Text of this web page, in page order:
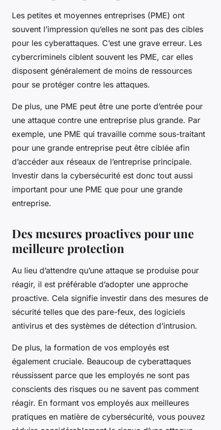
Les petites et moyennes entreprises (PME) ont
souvent l’impression qu’elles ne sont pas des cibles
pour les cyberattaques. C’est une grave erreur. Les
cybercriminels ciblent souvent les PME, car elles
disposent généralement de moins de ressources
pour se protéger contre les attaques.
De plus, une PME peut être une porte d’entrée pour
une attaque contre une entreprise plus grande. Par
exemple, une PME qui travaille comme sous-traitant
pour une grande entreprise peut être ciblée afin
d’accéder aux réseaux de l’entreprise principale.
Investir dans la cybersécurité est donc tout aussi
important pour une PME que pour une grande
entreprise.
Des mesures proactives pour une
meilleure protection
Au lieu d’attendre qu’une attaque se produise pour
réagir, il est préférable d’adopter une approche
proactive. Cela signifie investir dans des mesures de
sécurité telles que des pare-feux, des logiciels
antivirus et des systèmes de détection d’intrusion.
De plus, la formation de vos employés est
également cruciale. Beaucoup de cyberattaques
réussissent parce que les employés ne sont pas
conscients des risques ou ne savent pas comment
réagir. En formant vos employés aux meilleures
pratiques en matière de cybersécurité, vous pouvez